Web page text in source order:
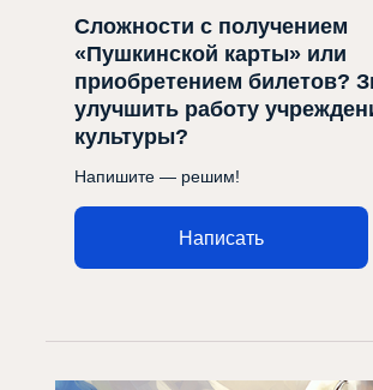
Сложности с получением
«Пушкинской карты» или
приобретением билетов?
улучшить работу
культуры?
Напишите — решим!
Написать